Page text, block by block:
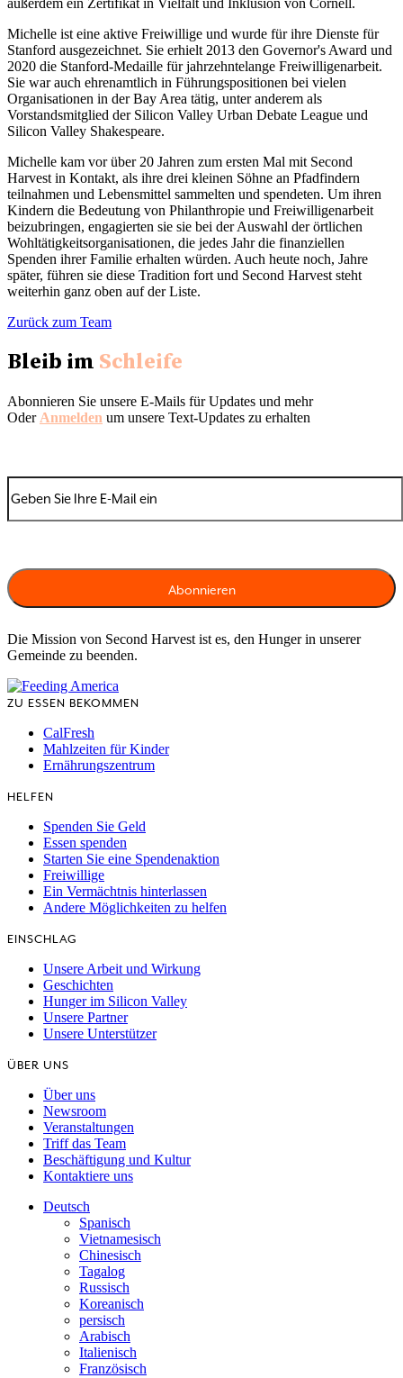
außerdem ein Zertifikat in Vielfalt und Inklusion von Cornell.
Michelle ist eine aktive Freiwillige und wurde für ihre Dienste für
Stanford ausgezeichnet. Sie erhielt 2013 den Governor's Award und
2020 die Stanford-Medaille für jahrzehntelange Freiwilligenarbeit.
Sie war auch ehrenamtlich in Führungspositionen bei vielen
Organisationen in der Bay Area tätig, unter anderem als
Vorstandsmitglied der Silicon Valley Urban Debate League und
Silicon Valley Shakespeare.
Michelle kam vor über 20 Jahren zum ersten Mal mit Second
Harvest in Kontakt, als ihre drei kleinen Söhne an Pfadfindern
teilnahmen und Lebensmittel sammelten und spendeten. Um ihren
Kindern die Bedeutung von Philanthropie und Freiwilligenarbeit
beizubringen, engagierten sie sie bei der Auswahl der örtlichen
Wohltätigkeitsorganisationen, die jedes Jahr die finanziellen
Spenden ihrer Familie erhalten würden. Auch heute noch, Jahre
später, führen sie diese Tradition fort und Second Harvest steht
weiterhin ganz oben auf der Liste.
Zurück zum Team
Bleib im Schleife
Abonnieren Sie unsere E-Mails für Updates und mehr
Oder Anmelden um unsere Text-Updates zu erhalten
Die Mission von Second Harvest ist es, den Hunger in unserer
Gemeinde zu beenden.
ZU ESSEN BEKOMMEN
CalFresh
Mahlzeiten für Kinder
Ernährungszentrum
HELFEN
Spenden Sie Geld
Essen spenden
Starten Sie eine Spendenaktion
Freiwillige
Ein Vermächtnis hinterlassen
Andere Möglichkeiten zu helfen
EINSCHLAG
Unsere Arbeit und Wirkung
Geschichten
Hunger im Silicon Valley
Unsere Partner
Unsere Unterstützer
ÜBER UNS
Über uns
Newsroom
Veranstaltungen
Triff das Team
Beschäftigung und Kultur
Kontaktiere uns
Deutsch
Spanisch
Vietnamesisch
Chinesisch
Tagalog
Russisch
Koreanisch
persisch
Arabisch
Italienisch
Französisch